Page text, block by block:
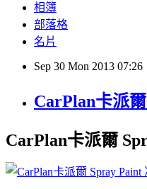
相簿
部落格
名片
Sep 30 Mon 2013 07:26
CarPlan卡派
CarPlan卡派爾